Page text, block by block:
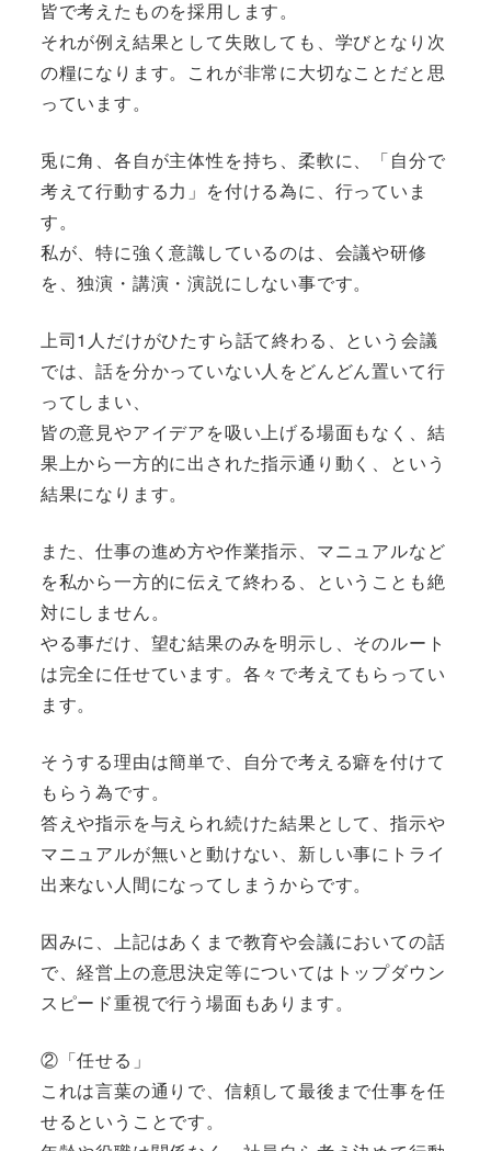
皆で考えたものを採用します。
それが例え結果として失敗しても、学びとなり次
の糧になります。これが非常に大切なことだと思
っています。
兎に角、各自が主体性を持ち、柔軟に、「自分で
考えて行動する力」を付ける為に、行っていま
す。
私が、特に強く意識しているのは、会議や研修
を、独演・講演・演説にしない事です。
上司1人だけがひたすら話て終わる、という会議
では、話を分かっていない人をどんどん置いて行
ってしまい、
皆の意見やアイデアを吸い上げる場面もなく、結
果上から一方的に出された指示通り動く、という
結果になります。
また、仕事の進め方や作業指示、マニュアルなど
を私から一方的に伝えて終わる、ということも絶
対にしません。
やる事だけ、望む結果のみを明示し、そのルート
は完全に任せています。各々で考えてもらってい
ます。
そうする理由は簡単で、自分で考える癖を付けて
もらう為です。
答えや指示を与えられ続けた結果として、指示や
マニュアルが無いと動けない、新しい事にトライ
出来ない人間になってしまうからです。
因みに、上記はあくまで教育や会議においての話
で、経営上の意思決定等についてはトップダウン
スピード重視で行う場面もあります。
②「任せる」
これは言葉の通りで、信頼して最後まで仕事を任
せるということです。